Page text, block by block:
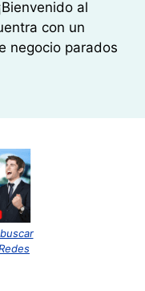
al
con un
negocio parados